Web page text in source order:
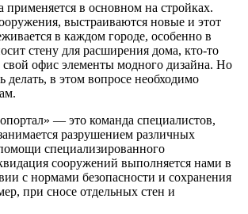
применяется в основном на стройках.
выстраиваются новые и этот
в каждом городе, особенно в
стену для расширения дома, кто-то
свой офис элементы модного дизайна. Но
в этом вопросе необходимо
— это команда специалистов,
разрушением различных
специализированного
сооружений выполняется нами в
с нормами безопасности и сохранения
при сносе отдельных стен и